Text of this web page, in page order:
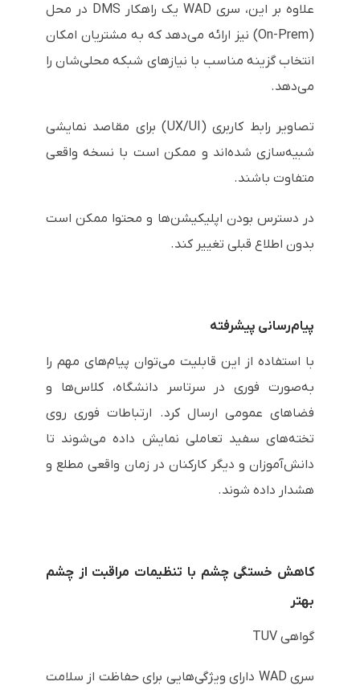
علاوه بر این، سری WAD یک راهکار DMS در محل
(On-Prem) نیز ارائه می‌دهد که به مشتریان امکان
انتخاب گزینه مناسب با نیازهای شبکه محلی‌شان را
می‌دهد.
تصاویر رابط کاربری (UX/UI) برای مقاصد نمایشی
شبیه‌سازی شده‌اند و ممکن است با نسخه واقعی
متفاوت باشند.
در دسترس بودن اپلیکیشن‌ها و محتوا ممکن است
بدون اطلاع قبلی تغییر کند.
پیام‌رسانی پیشرفته
با استفاده از این قابلیت می‌توان پیام‌های مهم را
به‌صورت فوری در سرتاسر دانشگاه، کلاس‌ها و
فضاهای عمومی ارسال کرد. ارتباطات فوری روی
تخته‌های سفید تعاملی نمایش داده می‌شوند تا
دانش‌آموزان و دیگر کارکنان در زمان واقعی مطلع و
هشدار داده شوند.
کاهش خستگی چشم با تنظیمات مراقبت از چشم
بهتر
گواهی TUV
سری WAD دارای ویژگی‌هایی برای حفاظت از سلامت